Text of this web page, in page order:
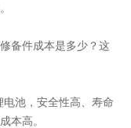
备件成本是多少？这
池，安全性高、寿命
本高。